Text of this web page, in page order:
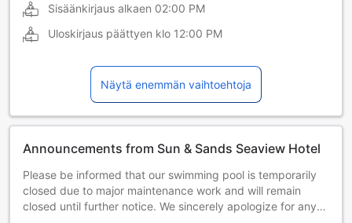
Sisäänkirjaus alkaen 02:00 PM
Uloskirjaus päättyen klo 12:00 PM
Näytä enemmän vaihtoehtoja
Announcements from Sun & Sands Seaview Hotel
Please be informed that our swimming pool is temporarily
closed due to major maintenance work and will remain
closed until further notice. We sincerely apologize for any